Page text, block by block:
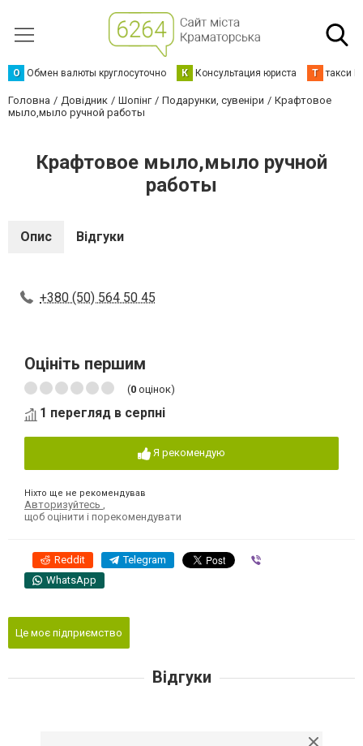
О Обмен валюты круглосуточно К Консультация юриста Т такси
Головна Довідник Шопінг Подарунки, сувеніри
Крафтовое
мыло,мыло ручной работы
Крафтовое мыло,мыло ручной
работы
Опис Відгуки
+380 (50) 564 50 45
Оцініть першим
(0 оцінок)
1 перегляд в серпні
Я рекомендую
Ніхто ще не рекомендував
Авторизуйтесь
щоб оцінити і порекомендувати
Reddit Telegram
WhatsApp
Це моє підприємство
Відгуки